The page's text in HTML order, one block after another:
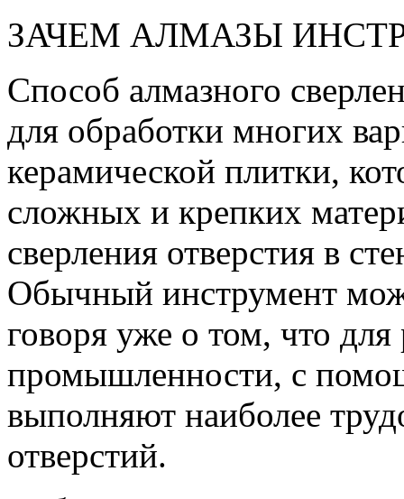
ЗАЧЕМ АЛМАЗЫ
Способ алмазного
для обработки многих
керамической плитки,
сложных и крепких
сверления отверстия в
Обычный инструмент
говоря уже о том, что
промышленности, с
выполняют наиболее
отверстий.